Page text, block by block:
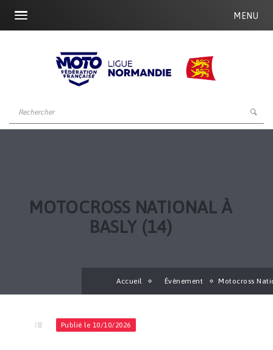
MENU
MOTOCROSS NATIONAL À
BASLY (14)
Accueil Évènement Motocross
Publié le 10/10/2026